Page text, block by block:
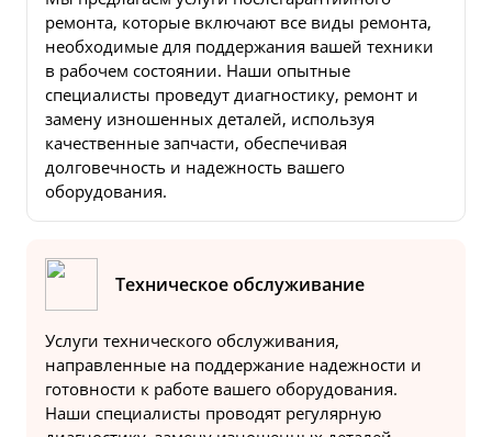
ремонта, которые включают все виды ремонта,
необходимые для поддержания вашей техники
в рабочем состоянии. Наши опытные
специалисты проведут диагностику, ремонт и
замену изношенных деталей, используя
качественные запчасти, обеспечивая
долговечность и надежность вашего
оборудования.
Техническое обслуживание
Услуги технического обслуживания,
направленные на поддержание надежности и
готовности к работе вашего оборудования.
Наши специалисты проводят регулярную